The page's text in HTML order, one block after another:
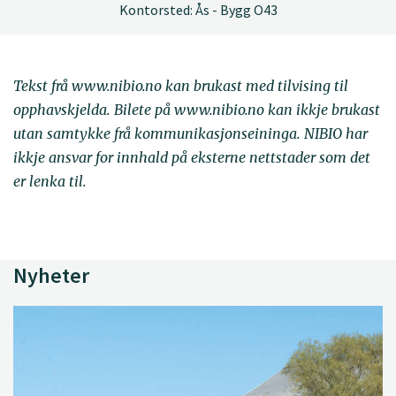
Kontorsted: Ås - Bygg O43
Tekst frå www.nibio.no kan brukast med tilvising til
opphavskjelda. Bilete på www.nibio.no kan ikkje brukast
utan samtykke frå kommunikasjonseininga. NIBIO har
ikkje ansvar for innhald på eksterne nettstader som det
er lenka til.
Nyheter